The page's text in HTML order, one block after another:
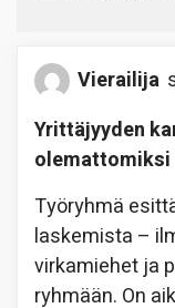
Vierailija
Yrittäjyyden
olemattomiksi
Työryhmä
laskemista –
virkamiehet ja
ryhmään. On